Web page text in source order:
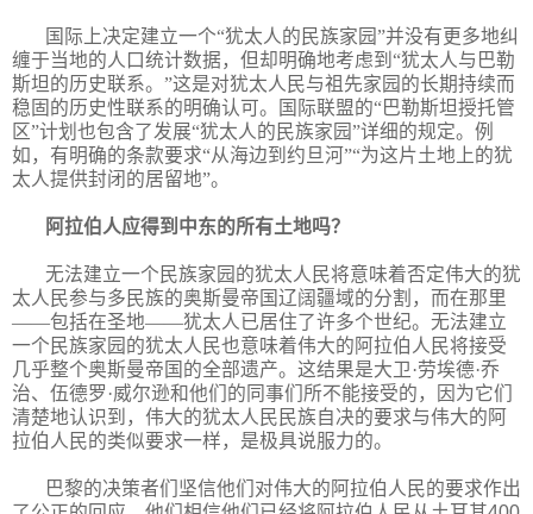
国际上决定建立一个“犹太人的民族家园”并没有更多地纠
缠于当地的人口统计数据，但却明确地考虑到“犹太人与巴勒
斯坦的历史联系。”这是对犹太人民与祖先家园的长期持续而
稳固的历史性联系的明确认可。国际联盟的“巴勒斯坦授托管
区”计划也包含了发展“犹太人的民族家园”详细的规定。例
如，有明确的条款要求“从海边到约旦河”“为这片土地上的犹
太人提供封闭的居留地”。
阿拉伯人应得到中东的所有土地吗？
无法建立一个民族家园的犹太人民将意味着否定伟大的犹
太人民参与多民族的奥斯曼帝国辽阔疆域的分割，而在那里
——包括在圣地——犹太人已居住了许多个世纪。无法建立
一个民族家园的犹太人民也意味着伟大的阿拉伯人民将接受
几乎整个奥斯曼帝国的全部遗产。这结果是大卫·劳埃德·乔
治、伍德罗·威尔逊和他们的同事们所不能接受的，因为它们
清楚地认识到，伟大的犹太人民民族自决的要求与伟大的阿
拉伯人民的类似要求一样，是极具说服力的。
巴黎的决策者们坚信他们对伟大的阿拉伯人民的要求作出